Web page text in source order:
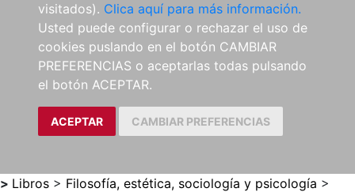
visitados). Clica aquí para más información.
Usted puede configurar o rechazar el uso de
cookies puslando en el botón CAMBIAR
PREFERENCIAS o aceptarlas todas pulsando
el botón ACEPTAR.
ACEPTAR CAMBIAR PREFERENCIAS
> Libros > Filosofía, estética, sociología y psicología >